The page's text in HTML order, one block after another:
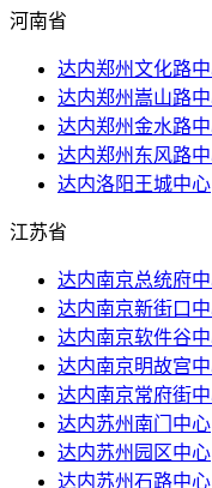
河南省
达内郑州文化路
达内郑州嵩山路
达内郑州金水路
达内郑州东风路
达内洛阳王城中心
江苏省
达内南京总统府
达内南京新街口
达内南京软件谷
达内南京明故宫
达内南京常府街
达内苏州南门中心
达内苏州园区中心
达内苏州石路中心